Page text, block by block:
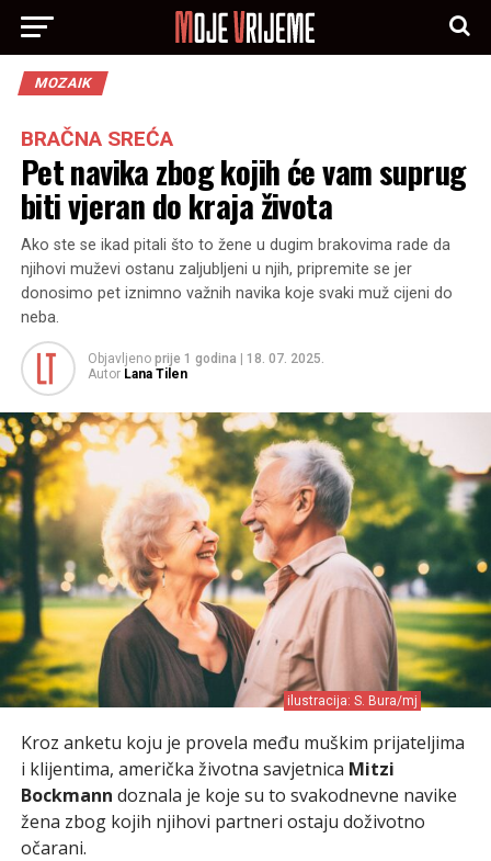
MOZAIK
BRAČNA SREĆA
Pet navika zbog kojih će vam suprug
biti vjeran do kraja života
Ako ste se ikad pitali što to žene u dugim brakovima rade da
njihovi muževi ostanu zaljubljeni u njih, pripremite se jer
donosimo pet iznimno važnih navika koje svaki muž cijeni do
neba.
Objavljeno prije 1 godina
18. 07. 2025.
Autor Lana Tilen
ilustracija: S. Bura/mj
Kroz anketu koju je provela među muškim prijateljima
i klijentima, američka životna savjetnica Mitzi
Bockmann doznala je koje su to svakodnevne navike
žena zbog kojih njihovi partneri ostaju doživotno
očarani.